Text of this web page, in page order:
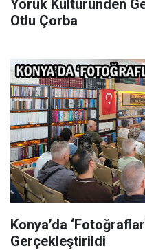
Yörük Kültüründen
Otlu Çorba
Konya’da
Gerçekleştirildi